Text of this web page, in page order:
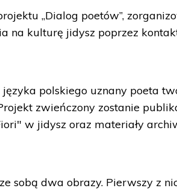
„Dialog poetów”,
na kulturę jidysz poprzez
języka polskiego uznany poeta
zwieńczony zostanie
w jidysz oraz materiały
sobą dwa obrazy. Pierwszy z